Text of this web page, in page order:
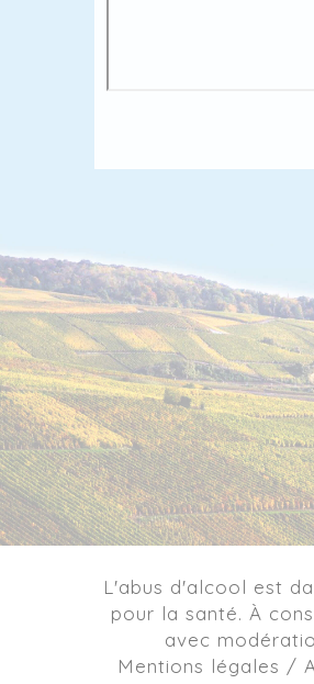
L'abus d'alcool est
pour la santé. À
avec
Mentions légales /